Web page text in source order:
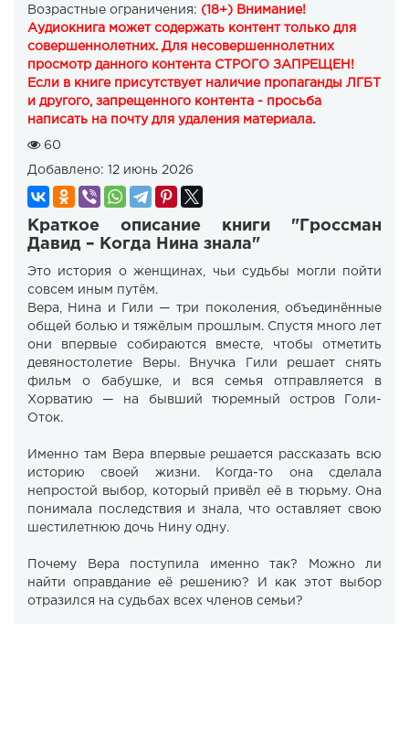
Возрастные ограничения: (18+) Внимание!
Аудиокнига может содержать контент только для
совершеннолетних. Для несовершеннолетних
просмотр данного контента СТРОГО ЗАПРЕЩЕН!
Если в книге присутствует наличие пропаганды ЛГБТ
и другого, запрещенного контента - просьба
написать на почту для удаления материала.
60
Добавлено: 12 июнь 2026
Краткое описание книги "Гроссман
Давид – Когда Нина знала"
Это история о женщинах, чьи судьбы могли пойти
совсем иным путём.
Вера, Нина и Гили — три поколения, объединённые
общей болью и тяжёлым прошлым. Спустя много лет
они впервые собираются вместе, чтобы отметить
девяностолетие Веры. Внучка Гили решает снять
фильм о бабушке, и вся семья отправляется в
Хорватию — на бывший тюремный остров Голи-
Оток.
Именно там Вера впервые решается рассказать всю
историю своей жизни. Когда-то она сделала
непростой выбор, который привёл её в тюрьму. Она
понимала последствия и знала, что оставляет свою
шестилетнюю дочь Нину одну.
Почему Вера поступила именно так? Можно ли
найти оправдание её решению? И как этот выбор
отразился на судьбах всех членов семьи?